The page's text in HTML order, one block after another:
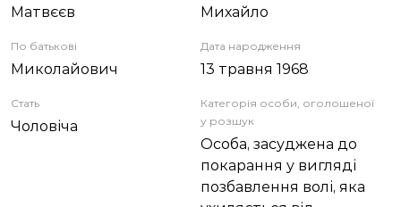
ПОВІСТКИ
Матвєєв Михайло
По батькові
Миколайович
Дата народження
13 травня 1968
Стать
Чоловіча
Категорія особи, оголошеної
у розшук
Особа, засуджена до
покарання у вигляді
позбавлення волі, яка